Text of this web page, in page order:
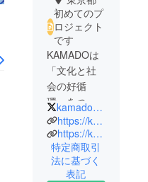
初めてのプ
ロジェクト
です
KAMADOは
「文化と社
会の好循
環」をつく
る事業を
行ってま
す。
kamado_jp
https://kamado-japan.com/
https://kamado-inc.com/ourartproject/
特定商取引
法に基づく
表記